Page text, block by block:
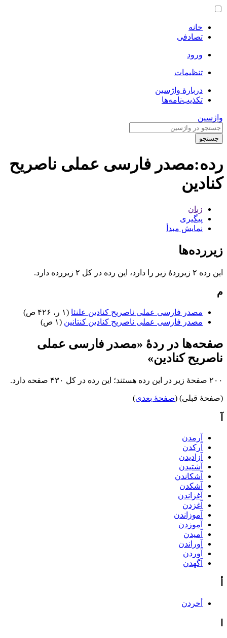
خانه
تصادفی
ورود
تنظیمات
دربارهٔ واژسین
تکذیب‌نامه‌ها
واژسین
جستجو
رده:مصدر فارسی عملی ناصریح
کنادین
زبان
پیگیری
نمایش مبدأ
زیررده‌ها
این رده ۲ زیرردۀ زیر را دارد، این رده در کل ۲ زیررده دارد.
م
مصدر فارسی عملی ناصریح کنادین علنئا (۱ ر، ۴۲۶ ص)
مصدر فارسی عملی ناصریح کنادین کنتانین (۱ ص)
صفحه‌ها در ردهٔ «مصدر فارسی عملی
ناصریح کنادین»
۲۰۰ صفحۀ زیر در این رده هستند؛ این رده در کل ۴۳۰ صفحه دارد.
(صفحهٔ قبلی) (صفحهٔ بعدی)
آرمدن
آرکدن
آزادیدن
آشتیدن
آشکاندن
آشکدن
آغزاندن
آغزدن
آموزاندن
آموزدن
آمیدن
آوراندن
آوردن
آگهدن
أخردن